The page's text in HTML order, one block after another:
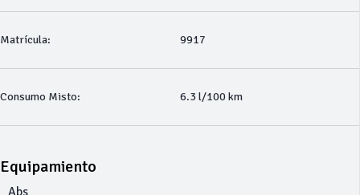
Matrícula: 9917
Consumo Misto: 6.3 l/100 km
Equipamiento
Abs